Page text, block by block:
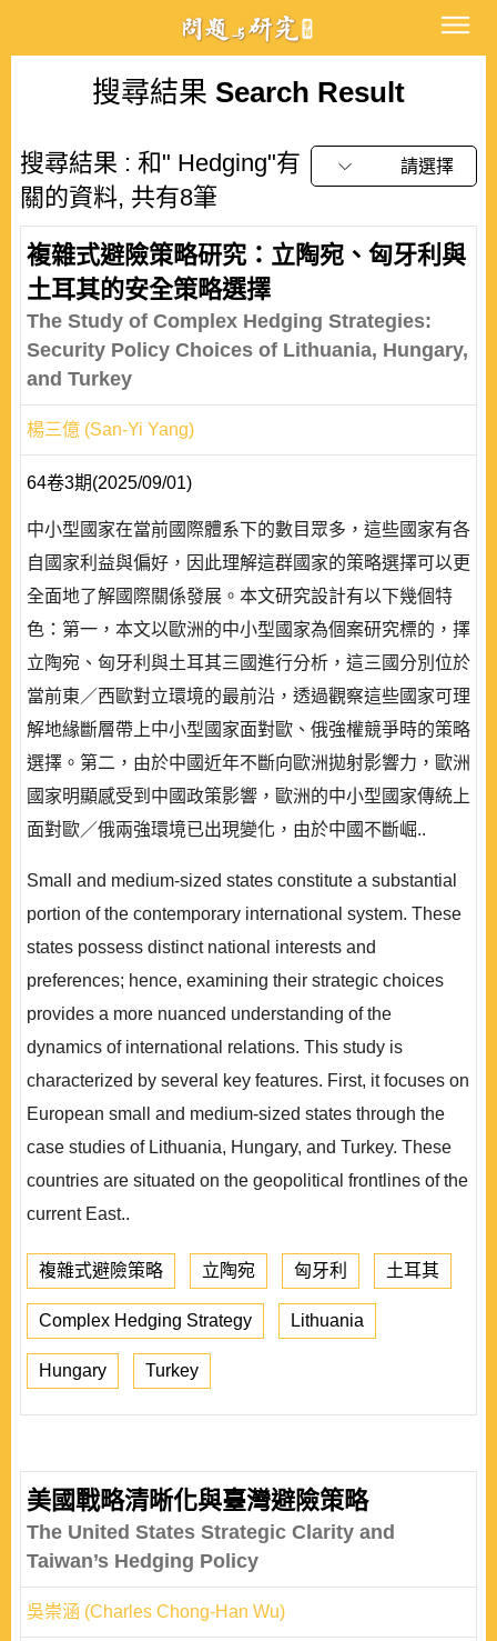
搜尋結果 Search Result
搜尋結果 : 和" Hedging"有
關的資料, 共有8筆
請選擇
複雜式避險策略研究：立陶宛、匈牙利與
土耳其的安全策略選擇
The Study of Complex Hedging Strategies:
Security Policy Choices of Lithuania, Hungary,
and Turkey
楊三億 (San-Yi Yang)
64卷3期(2025/09/01)
中小型國家在當前國際體系下的數目眾多，這些國家有各
自國家利益與偏好，因此理解這群國家的策略選擇可以更
全面地了解國際關係發展。本文研究設計有以下幾個特
色：第一，本文以歐洲的中小型國家為個案研究標的，擇
立陶宛、匈牙利與土耳其三國進行分析，這三國分別位於
當前東／西歐對立環境的最前沿，透過觀察這些國家可理
解地緣斷層帶上中小型國家面對歐、俄強權競爭時的策略
選擇。第二，由於中國近年不斷向歐洲拋射影響力，歐洲
國家明顯感受到中國政策影響，歐洲的中小型國家傳統上
面對歐／俄兩強環境已出現變化，由於中國不斷崛..
Small and medium-sized states constitute a substantial
portion of the contemporary international system. These
states possess distinct national interests and
preferences; hence, examining their strategic choices
provides a more nuanced understanding of the
dynamics of international relations. This study is
characterized by several key features. First, it focuses on
European small and medium-sized states through the
case studies of Lithuania, Hungary, and Turkey. These
countries are situated on the geopolitical frontlines of the
current East..
複雜式避險策略 立陶宛 匈牙利 土耳其
Complex Hedging Strategy Lithuania
Hungary Turkey
美國戰略清晰化與臺灣避險策略
The United States Strategic Clarity and
Taiwan’s Hedging Policy
吳崇涵 (Charles Chong-Han Wu)